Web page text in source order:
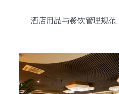
酒店用品与餐饮管理规